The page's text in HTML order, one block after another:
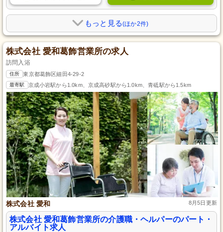
もっと見る(ほか2件)
株式会社 愛和葛飾営業所の求人
訪問入浴
住所 東京都葛飾区細田4-29-2
最寄駅 京成小岩駅から1.0km、京成高砂駅から1.0km、青砥駅から1.5km
株式会社 愛和 8月5日更新
株式会社 愛和葛飾営業所の介護職・ヘルパーのパート・
アルバイト求人